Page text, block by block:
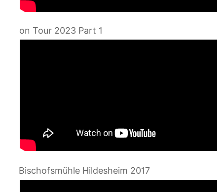
on Tour 2023 Part 1
Bischofsmühle Hildesheim 2017